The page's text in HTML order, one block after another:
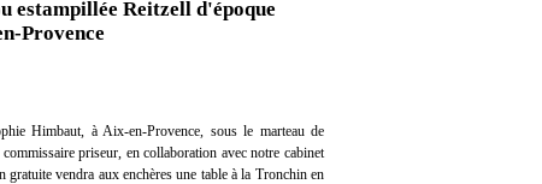
estampillée Reitzell d'époque
Provence
Himbaut, à Aix-en-Provence, sous le marteau de
priseur, en collaboration avec notre cabinet
gratuite vendra aux enchères une table à la Tronchin en